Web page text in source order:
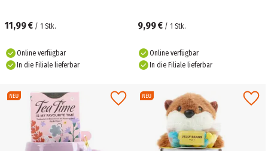
11,99 € / 1 Stk.
Online verfügbar
In die Filiale lieferbar
9,99 € / 1 Stk.
Online verfügbar
In die Filiale lieferbar